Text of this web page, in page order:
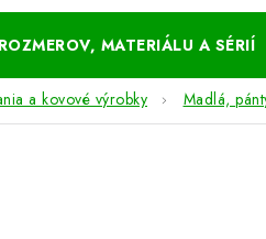
MATERIÁLU A SÉRIÍ
a kovové výrobky Madlá,